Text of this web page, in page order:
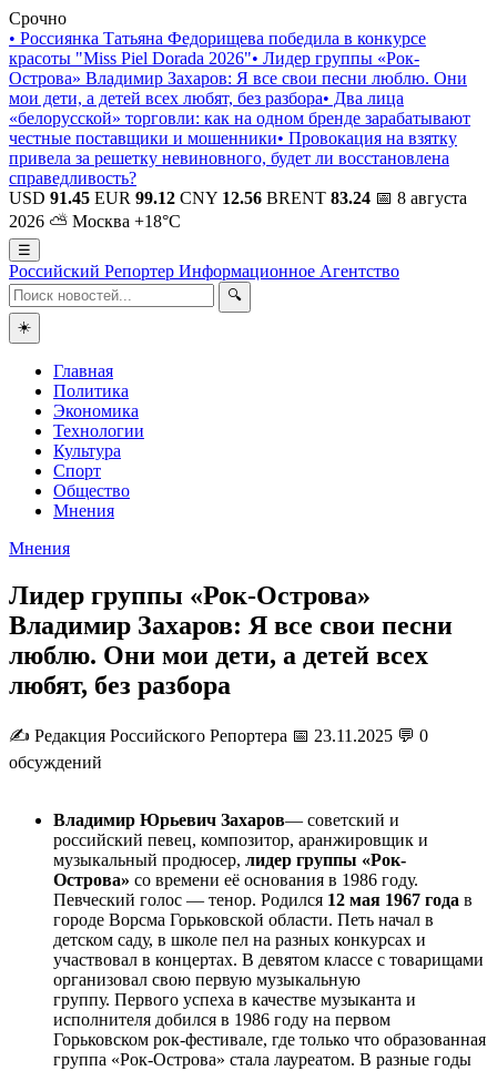
Срочно
• Россиянка Татьяна Федорищева победила в конкурсе
красоты "Miss Piel Dorada 2026"• Лидер группы «Рок-
Острова» Владимир Захаров: Я все свои песни люблю. Они
мои дети, а детей всех любят, без разбора• Два лица
«белорусской» торговли: как на одном бренде зарабатывают
честные поставщики и мошенники• Провокация на взятку
привела за решетку невиновного, будет ли восстановлена
справедливость?
USD 91.45 EUR 99.12 CNY 12.56 BRENT 83.24 📅 8 августа
2026 ⛅ Москва +18°C
☰
Российский Репортер Информационное Агентство
🔍
☀️
Главная
Политика
Экономика
Технологии
Культура
Спорт
Общество
Мнения
Мнения
Лидер группы «Рок-Острова»
Владимир Захаров: Я все свои песни
люблю. Они мои дети, а детей всех
любят, без разбора
✍️ Редакция Российского Репортера 📅 23.11.2025 💬 0
обсуждений
Владимир Юрьевич Захаров— советский и
российский певец, композитор, аранжировщик и
музыкальный продюсер, лидер группы «Рок-
Острова» со времени её основания в 1986 году.
Певческий голос — тенор. Родился 12 мая 1967 года в
городе Ворсма Горьковской области. Петь начал в
детском саду, в школе пел на разных конкурсах и
участвовал в концертах. В девятом классе с товарищами
организовал свою первую музыкальную
группу. Первого успеха в качестве музыканта и
исполнителя добился в 1986 году на первом
Горьковском рок-фестивале, где только что образованная
группа «Рок-Острова» стала лауреатом. В разные годы